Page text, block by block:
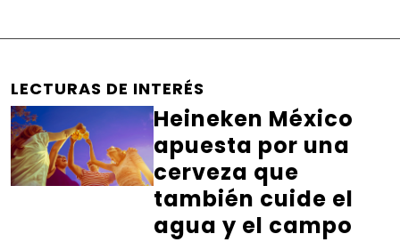
LECTURAS DE INTERÉS
Heineken México
apuesta por una
cerveza que
también cuide el
agua y el campo